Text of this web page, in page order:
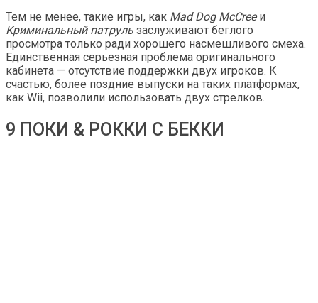
Тем не менее, такие игры, как Mad Dog McCreeи
Криминальный патруль заслуживают беглого
просмотра только ради хорошего насмешливого смеха.
Единственная серьезная проблема оригинального
кабинета — отсутствие поддержки двух игроков. К
счастью, более поздние выпуски на таких платформах,
как Wii, позволили использовать двух стрелков.
9 ПОКИ & РОККИ С БЕККИ